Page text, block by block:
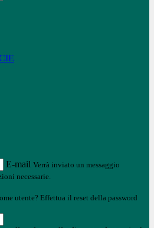
E-mail Verrà inviato un messaggio
necessarie.
utente? Effettua il reset della password